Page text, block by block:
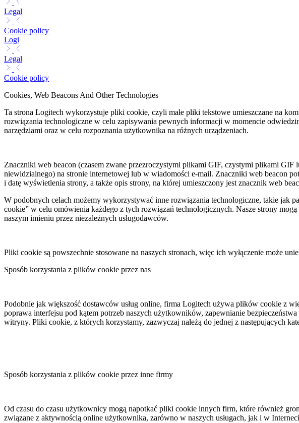
Legal
Cookie policy
Logi
Legal
Cookie policy
Cookies, Web Beacons And Other Technologies
Ta strona Logitech wykorzystuje pliki cookie, czyli małe pliki tekstowe umieszczane na
rozwiązania technologiczne w celu zapisywania pewnych informacji w momencie
narzędziami oraz w celu rozpoznania użytkownika na różnych urządzeniach.
Znaczniki web beacon (czasem zwane przezroczystymi plikami GIF, czystymi plikami GIF
niewidzialnego) na stronie internetowej lub w wiadomości e-mail. Znaczniki web beacon
i datę wyświetlenia strony, a także opis strony, na której umieszczony jest znacznik web
W podobnych celach możemy wykorzystywać inne rozwiązania technologiczne, takie jak
cookie” w celu omówienia każdego z tych rozwiązań technologicznych. Nasze strony
naszym imieniu przez niezależnych usługodawców.
Pliki cookie są powszechnie stosowane na naszych stronach, więc ich wyłączenie może
Sposób korzystania z plików cookie przez nas
Podobnie jak większość dostawców usług online, firma Logitech używa plików cookie z
poprawa interfejsu pod kątem potrzeb naszych użytkowników, zapewnianie
witryny. Pliki cookie, z których korzystamy, zazwyczaj należą do jednej z następujących
Sposób korzystania z plików cookie przez inne firmy
Od czasu do czasu użytkownicy mogą napotkać pliki cookie innych firm, które również
związane z aktywnością online użytkownika, zarówno w naszych usługach, jak i w